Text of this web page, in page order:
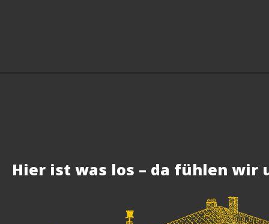
Hier ist was los – da fühlen wir